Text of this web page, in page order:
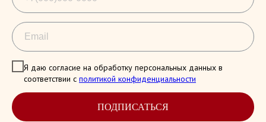
Я даю согласие на обработку персональных данных в
соответствии с политикой конфиденциальности
ПОДПИСАТЬСЯ